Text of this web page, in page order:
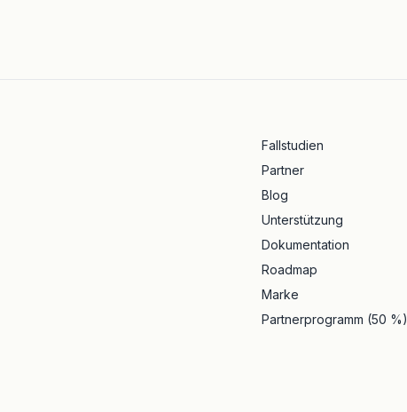
Fallstudien
Partner
Blog
Unterstützung
Dokumentation
Roadmap
Marke
Partnerprogramm (50 %)